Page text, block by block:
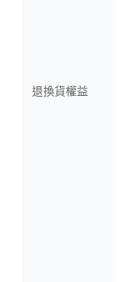
退換貨權益